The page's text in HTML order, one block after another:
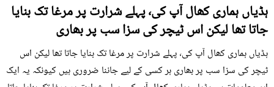
ہڈیاں ہماری کھال آپ کی٬ پہلے شرارت پر مرغا تک بنایا
جاتا تھا لیکن اس ٹیچر کی سزا سب پر بھاری
ہڈیاں ہماری کھال آپ کی٬ پہلے شرارت پر مرغا تک بنایا جاتا تھا لیکن اس
ٹیچر کی سزا سب پر بھاری ہر کسی کے لیے جاننا ضروری ہیں کیونکہ یہ ایک